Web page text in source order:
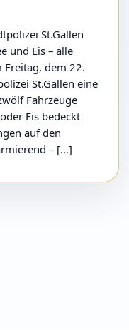
St.Gallen
und Eis – alle
Freitag, dem 22.
St.Gallen eine
Fahrzeuge
Eis bedeckt
auf den
– […]